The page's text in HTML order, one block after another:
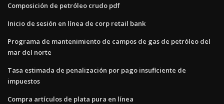
Composición de petróleo crudo pdf
Inicio de sesión en línea de corp retail bank
Programa de mantenimiento de campos de gas de petróleo del
mar del norte
Tasa estimada de penalización por pago insuficiente de
impuestos
Compra artículos de plata pura en línea